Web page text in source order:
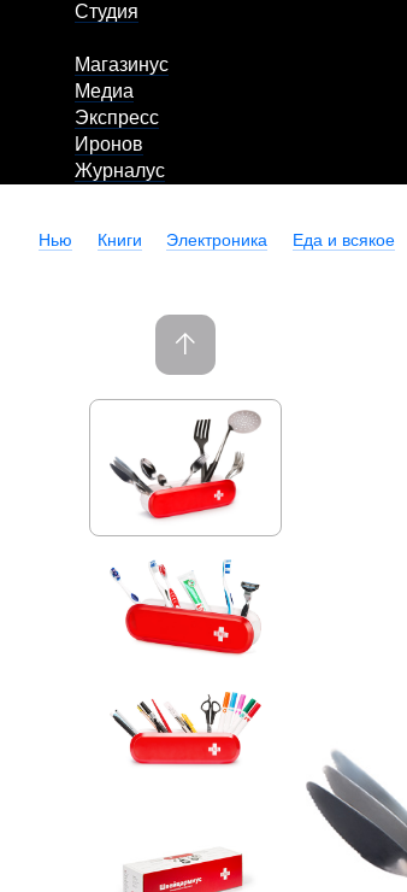
Студия
Магазинус
Медиа
Экспресс
Иронов
Журналус
Нью Книги Электроника Еда и всякое